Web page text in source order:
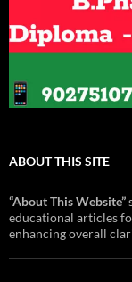
ABOUT THIS SITE
“About This Website”
educational articles
enhancing overall